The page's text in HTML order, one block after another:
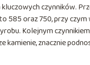
czynników.
585 oraz 750, przy
Kolejnym
kamienie, znacznie